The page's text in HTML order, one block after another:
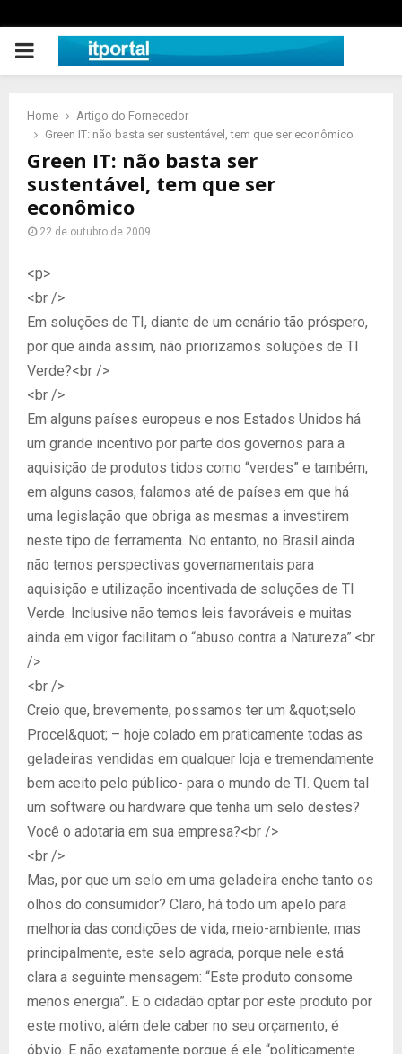
PRIMARY
Home
Artigo do Fornecedor
Green IT: não basta ser sustentável, tem que ser econômico
Green IT: não basta ser
sustentável, tem que ser
econômico
22 de outubro de 2009
<p>
<br />
Em soluções de TI, diante de um cenário tão próspero,
por que ainda assim, não priorizamos soluções de TI
Verde?<br />
<br />
Em alguns países europeus e nos Estados Unidos há
um grande incentivo por parte dos governos para a
aquisição de produtos tidos como “verdes” e também,
em alguns casos, falamos até de países em que há
uma legislação que obriga as mesmas a investirem
neste tipo de ferramenta. No entanto, no Brasil ainda
não temos perspectivas governamentais para
aquisição e utilização incentivada de soluções de TI
Verde. Inclusive não temos leis favoráveis e muitas
ainda em vigor facilitam o “abuso contra a Natureza”.<br
/>
<br />
Creio que, brevemente, possamos ter um &quot;selo
Procel&quot; – hoje colado em praticamente todas as
geladeiras vendidas em qualquer loja e tremendamente
bem aceito pelo público- para o mundo de TI. Quem tal
um software ou hardware que tenha um selo destes?
Você o adotaria em sua empresa?<br />
<br />
Mas, por que um selo em uma geladeira enche tanto os
olhos do consumidor? Claro, há todo um apelo para
melhoria das condições de vida, meio-ambiente, mas
principalmente, este selo agrada, porque nele está
clara a seguinte mensagem: “Este produto consome
menos energia”. E o cidadão optar por este produto por
este motivo, além dele caber no seu orçamento, é
óbvio. E não exatamente porque é ele “politicamente